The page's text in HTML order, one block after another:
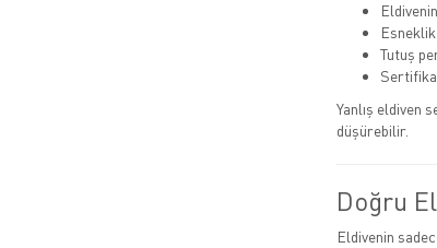
Tutuş
Yanlış eldiven
düşürebilir.
Doğru
Eldivenin